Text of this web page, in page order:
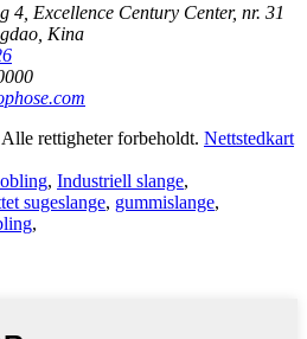
4, Excellence Century Center, nr. 31
Kina
rettigheter forbeholdt. Nettstedkart
, Industriell slange,
sugeslange, gummislange,
,